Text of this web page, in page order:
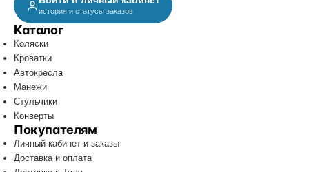
история и статусы заказов
Каталог
Коляски
Кроватки
Автокресла
Манежи
Стульчики
Конверты
Покупателям
Личный кабинет и заказы
Доставка и оплата